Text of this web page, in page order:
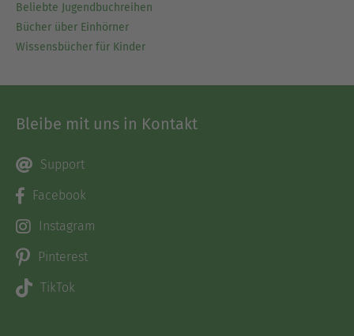
Beliebte Jugendbuchreihen
Bücher über Einhörner
Wissensbücher für Kinder
Bleibe mit uns in Kontakt
Support
Facebook
Instagram
Pinterest
TikTok